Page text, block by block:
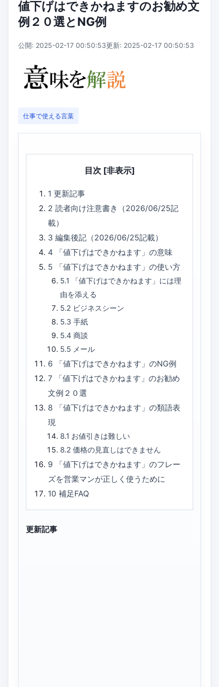
値下げはできかねますのお勧め文
例２０選とNG例
公開: 2025-02-17 00:50:53更新: 2025-02-17 00:50:53
仕事で使える言葉
目次 [非表示]
1更新記事
2読者向け注意書き（2026/06/25記
載）
3編集後記（2026/06/25記載）
4
「値下げはできかねます」の意味
5
「値下げはできかねます」の使い方
5.1
「値下げはできかねます」には理
由を添える
5.2 ビジネスシーン
5.3 手紙
5.4 商談
5.5 メール
6
「値下げはできかねます」のNG例
7
「値下げはできかねます」のお勧め
文例２０選
8
「値下げはできかねます」の類語表
現
8.1 お値引きは難しい
8.2 価格の見直しはできません
9
「値下げはできかねます」のフレー
ズを営業マンが正しく使うために
10補足FAQ
更新記事